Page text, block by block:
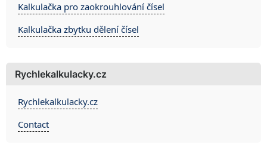
Kalkulačka pro zaokrouhlování čísel
Kalkulačka zbytku dělení čísel
Rychlekalkulacky.cz
Rychlekalkulacky.cz
Contact